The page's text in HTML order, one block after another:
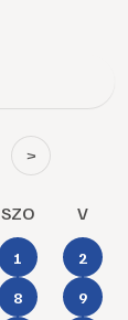
>
SZO V
1 2
8 9